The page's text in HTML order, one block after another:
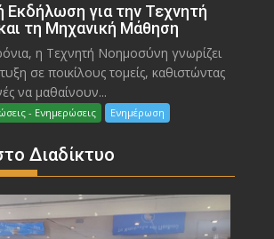
Εκδήλωση για την Τεχνητή
τη Μηχανική Μάθηση
η Τεχνητή Νοημοσύνη γνωρίζει
σε ποικίλους τομείς, καθιστώντας
να μαθαίνουν...
- Ενημερώσεις Ενημέρωση
Διαδίκτυο